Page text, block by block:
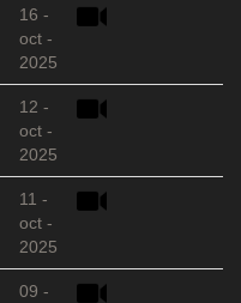
16 -
oct -
2025
12 -
oct -
2025
11 -
oct -
2025
09 -